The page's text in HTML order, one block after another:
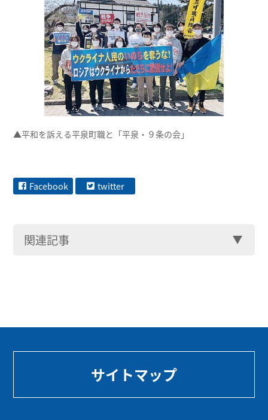
▲平和を訴える平泉町職と「平泉・９条の会」
Facebook twitter
関連記事
サイトマップ